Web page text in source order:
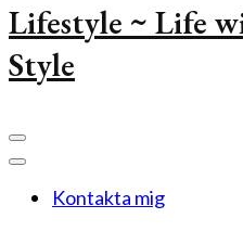
Lifestyle ~ Life
Style
Kontakta mig